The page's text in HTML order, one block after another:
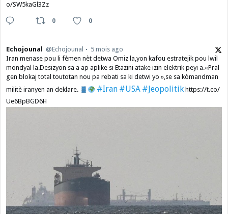
o/SW5kaGl3Zz
0 0
Echojounal @Echojounal
5 mois ago
Iran menase pou li fèmen nèt detwa Omiz la,yon kafou estratejik pou lwil
mondyal la.Desizyon sa a ap aplike si Etazini atake izin elektrik peyi a.​«Pral
gen blokaj total toutotan nou pa rebati sa ki detwi yo »,se sa kòmandman
militè iranyen an deklare.
#Iran #USA #Jeopolitikhttps://t.co/
Ue6BpBGD6H